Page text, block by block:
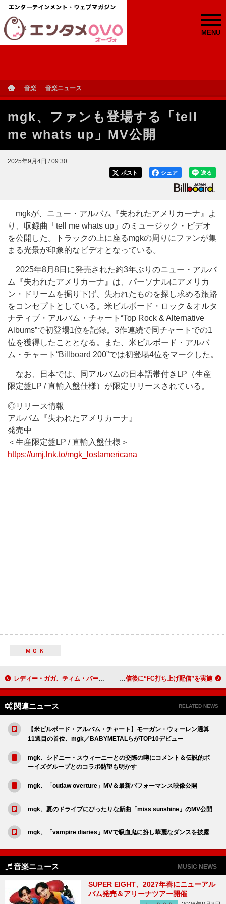
MENU
音楽 音楽ニュース
mgk、ファンも登場する「tell
me whats up」MV公開
2025年9月4日 / 09:30
送る
シェア
ポスト
mgkが、ニュー・アルバム『失われたアメリカーナ』よ
り、収録曲「tell me whats up」のミュージック・ビデオ
を公開した。トラックの上に座るmgkの周りにファンが集
まる光景が印象的なビデオとなっている。
2025年8月8日に発売された約3年ぶりのニュー・アルバ
ム『失われたアメリカーナ』は、パーソナルにアメリカ
ン・ドリームを掘り下げ、失われたものを探し求める旅路
をコンセプトとしている。米ビルボード・ロック＆オルタ
ナティブ・アルバム・チャート“Top Rock & Alternative
Albums”で初登場1位を記録。3作連続で同チャートでの1
位を獲得したこととなる。また、米ビルボード・アルバ
ム・チャート“Billboard 200”では初登場4位をマークした。
なお、日本では、同アルバムの日本語帯付きLP（生産
限定盤LP / 直輸入盤仕様）が限定リリースされている。
◎リリース情報
アルバム『失われたアメリカーナ』
発売中
＜生産限定盤LP / 直輸入盤仕様＞
https://umj.lnk.to/mgk_lostamericana
ＭＧＫ
レディー・ガガ、ティム・バートンが監督した「The Dead Dance」MV解禁 マカロニえんぴつ、9/4下北沢SHELTER公演の生配信後に“FC打ち上げ配信”を実施
関連ニュース RELATED NEWS
【米ビルボード・アルバム・チャート】モーガン・ウォーレン通算
11週目の首位、mgk／BABYMETALらがTOP10デビュー
mgk、シドニー・スウィーニーとの交際の噂にコメント＆伝説的ボ
ーイズグループとのコラボ熱望も明かす
mgk、「outlaw overture」MV＆最新パフォーマンス映像公開
mgk、夏のドライブにぴったりな新曲「miss sunshine」のMV公開
mgk、「vampire diaries」MVで吸血鬼に扮し華麗なダンスを披露
音楽ニュース MUSIC NEWS
SUPER EIGHT、2027年春にニューアル
バム発売＆アリーナツアー開催